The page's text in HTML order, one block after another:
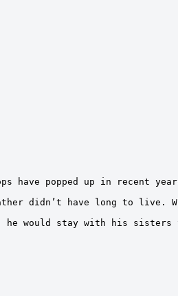
have popped up in
didn’t have long to live.
stay with his sisters